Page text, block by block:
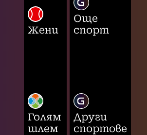
Жени
Голям
шлем
Още
спорт
Други
спортове